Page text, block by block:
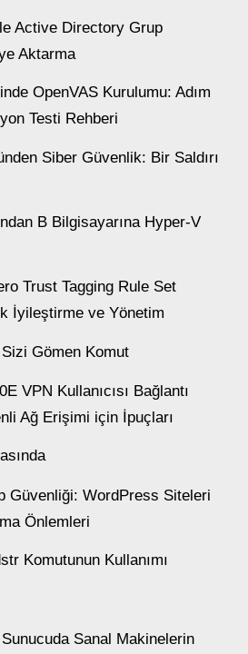
Active Directory Grup
Aktarma
OpenVAS Kurulumu: Adım
Testi Rehberi
Siber Güvenlik: Bir Saldırı
B Bilgisayarına Hyper-V
Trust Tagging Rule Set
İyileştirme ve Yönetim
Sizi Gömen Komut
VPN Kullanıcısı Bağlantı
Ağ Erişimi için İpuçları
Güvenliği: WordPress Siteleri
Önlemleri
Komutunun Kullanımı
Sanal Makinelerin